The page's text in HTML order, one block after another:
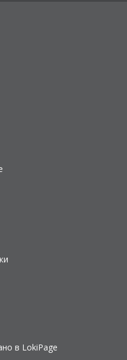
в LokiPage